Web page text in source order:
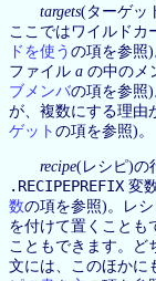
targets(ターゲッ
ここではワイルドカ
ドを使う の項を参照
ファイル a の中のメ
ブメンバの項を参照
が、複数にする理由
ゲット の項を参照)。
recipe(レシピ)の
.RECIPEPREFIX 変
数の項を参照)。レ
を付けて置くことも
こともできます。ど
文には、このほかに